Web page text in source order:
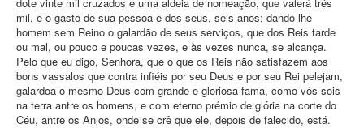
mil, e o gasto de sua pessoa e dos seus, seis anos; dando-lhe
homem sem Reino o galardão de seus serviços, que dos Reis tarde
ou mal, ou pouco e poucas vezes, e às vezes nunca, se alcança.
Pelo que eu digo, Senhora, que o que os Reis não satisfazem aos
bons vassalos que contra infiéis por seu Deus e por seu Rei pelejam,
galardoa-o mesmo Deus com grande e gloriosa fama, como vós sois
na terra antre os homens, e com eterno prémio de glória na corte do
Céu, antre os Anjos, onde se crê que ele, depois de falecido, está.